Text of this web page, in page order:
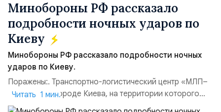
Минобороны РФ рассказало
подробности ночных ударов по
Киеву
Минобороны РФ рассказало подробности ночных
ударов по Киеву.
Поражены:. Транспортно-логистический центр «МЛП–
Чайка» в пригороде Киева, на территории которого
осуществлялось хранение, сборка а также запуск с
Читать 1 мин.